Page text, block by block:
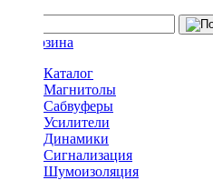
Каталог
Магнитолы
Сабвуферы
Усилители
Динамики
Сигнализация
Шумоизоляция